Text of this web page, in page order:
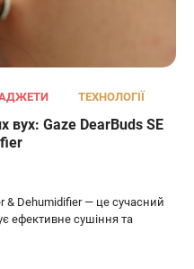
ТЕХНОЛОГІЇ
вух: Gaze DearBuds SE
& Dehumidifier — це сучасний
ефективне сушіння та